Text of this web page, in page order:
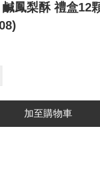
鹹鳳梨酥 禮盒12
加至購物車